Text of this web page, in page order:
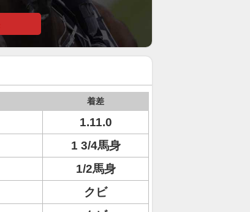
着差
1.11.0
1 3/4馬身
1/2馬身
クビ